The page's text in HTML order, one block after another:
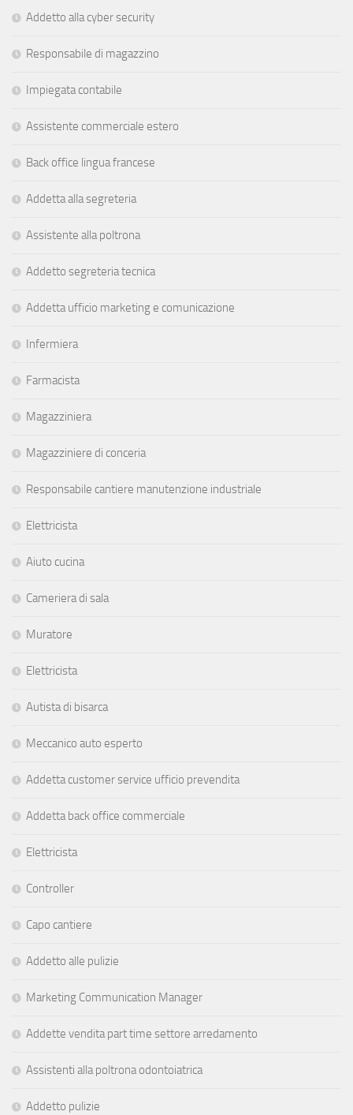
Addetto alla cyber security
Responsabile di magazzino
Impiegata contabile
Assistente commerciale estero
Back office lingua francese
Addetta alla segreteria
Assistente alla poltrona
Addetto segreteria tecnica
Addetta ufficio marketing e comunicazione
Infermiera
Farmacista
Magazziniera
Magazziniere di conceria
Responsabile cantiere manutenzione industriale
Elettricista
Aiuto cucina
Cameriera di sala
Muratore
Elettricista
Autista di bisarca
Meccanico auto esperto
Addetta customer service ufficio prevendita
Addetta back office commerciale
Elettricista
Controller
Capo cantiere
Addetto alle pulizie
Marketing Communication Manager
Addette vendita part time settore arredamento
Assistenti alla poltrona odontoiatrica
Addetto pulizie